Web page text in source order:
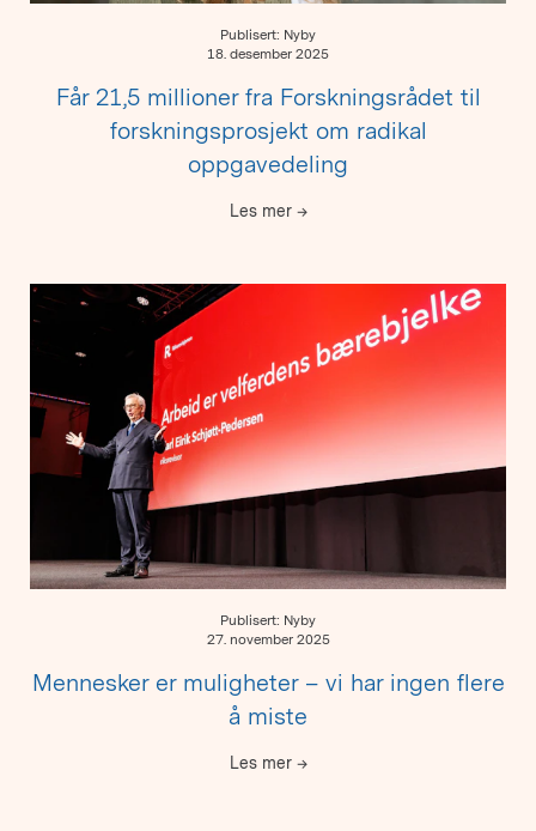
Publisert: Nyby
18. desember 2025
Får 21,5 millioner fra Forskningsrådet til
forskningsprosjekt om radikal
oppgavedeling
Les mer →
Publisert: Nyby
27. november 2025
Mennesker er muligheter – vi har ingen flere
å miste
Les mer →